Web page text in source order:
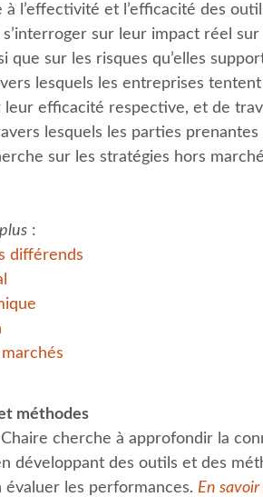
à l’effectivité et l’efficacité des
sur leur impact réel
que sur les risques qu’elles
lesquels les entreprises
efficacité respective, et de
lesquels les parties
sur les stratégies hors
:
différends
méthodes
Chaire cherche à approfondir la
développant des outils et des
évaluer les performances. En